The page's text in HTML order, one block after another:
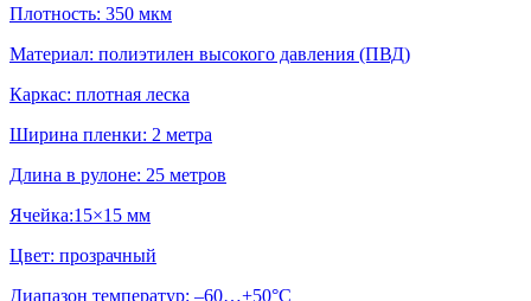
Плотность: 350 мкм
Материал: полиэтилен высокого давления (ПВД)
Каркас: плотная леска
Ширина пленки: 2 метра
Длина в рулоне: 25 метров
Ячейка:15×15 мм
Цвет: прозрачный
Диапазон температур: –60…+50°С